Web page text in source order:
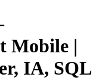
Mobile |
IA, SQL